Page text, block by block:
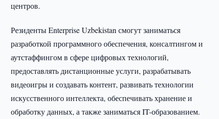
центров.
Резиденты Enterprise Uzbekistan смогут заниматься
разработкой программного обеспечения, консалтингом и
аутстаффингом в сфере цифровых технологий,
предоставлять дистанционные услуги, разрабатывать
видеоигры и создавать контент, развивать технологии
искусственного интеллекта, обеспечивать хранение и
обработку данных, а также заниматься IT-образованием.